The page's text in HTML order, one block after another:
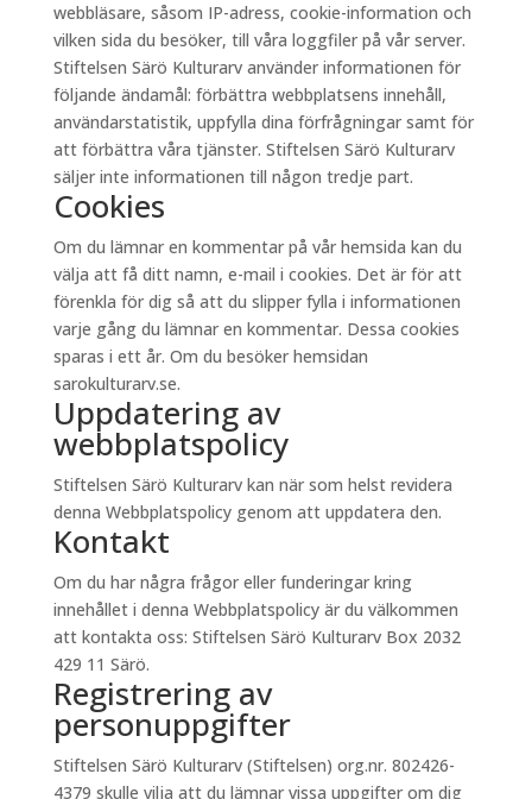
webbläsare, såsom IP-adress, cookie-information och
vilken sida du besöker, till våra loggfiler på vår server.
Stiftelsen Särö Kulturarv använder informationen för
följande ändamål: förbättra webbplatsens innehåll,
användarstatistik, uppfylla dina förfrågningar samt för
att förbättra våra tjänster. Stiftelsen Särö Kulturarv
säljer inte informationen till någon tredje part.
Cookies
Om du lämnar en kommentar på vår hemsida kan du
välja att få ditt namn, e-mail i cookies. Det är för att
förenkla för dig så att du slipper fylla i informationen
varje gång du lämnar en kommentar. Dessa cookies
sparas i ett år. Om du besöker hemsidan
sarokulturarv.se.
Uppdatering av
webbplatspolicy
Stiftelsen Särö Kulturarv kan när som helst revidera
denna Webbplatspolicy genom att uppdatera den.
Kontakt
Om du har några frågor eller funderingar kring
innehållet i denna Webbplatspolicy är du välkommen
att kontakta oss: Stiftelsen Särö Kulturarv Box 2032
429 11 Särö.
Registrering av
personuppgifter
Stiftelsen Särö Kulturarv (Stiftelsen) org.nr. 802426-
4379 skulle vilja att du lämnar vissa uppgifter om dig